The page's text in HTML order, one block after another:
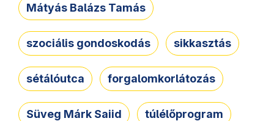
Mátyás Balázs Tamás
szociális gondoskodás sikkasztás
sétálóutca forgalomkorlátozás
Süveg Márk Saiid túlélőprogram